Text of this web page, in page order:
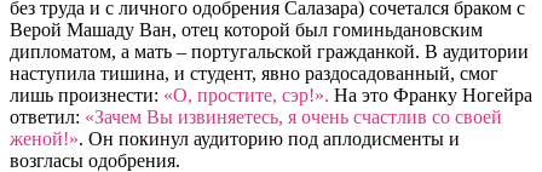
без труда и с личного одобрения Салазара) сочетался браком с
Верой Машаду Ван, отец которой был гоминьдановским
дипломатом, а мать – португальской гражданкой. В аудитории
наступила тишина, и студент, явно раздосадованный, смог
лишь произнести: «О, простите, сэр!». На это Франку Ногейра
ответил: «Зачем Вы извиняетесь, я очень счастлив со своей
женой!». Он покинул аудиторию под аплодисменты и
возгласы одобрения.